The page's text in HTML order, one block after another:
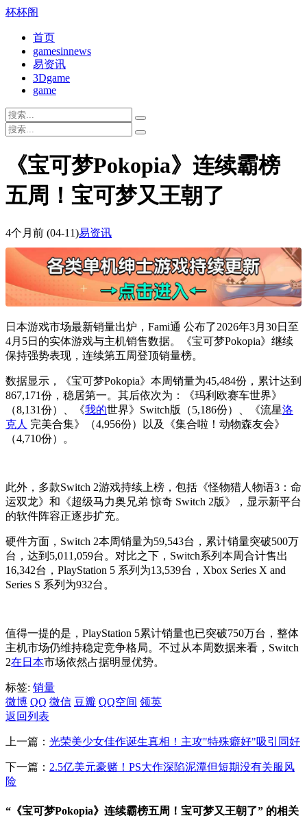
杯杯阁
首页
gamesinnews
易资讯
3Dgame
game
《宝可梦Pokopia》连续霸榜
五周！宝可梦又王朝了
4个月前 (04-11)易资讯
日本游戏市场最新销量出炉，Fami通 公布了2026年3月30日至
4月5日的实体游戏与主机销售数据。《宝可梦Pokopia》继续
保持强势表现，连续第五周登顶销量榜。
数据显示，《宝可梦Pokopia》本周销量为45,484份，累计达到
867,171份，稳居第一。其后依次为：《玛利欧赛车世界》
（8,131份）、《我的世界》Switch版（5,186份）、《流星洛
克人 完美合集》（4,956份）以及《集合啦！动物森友会》
（4,710份）。
此外，多款Switch 2游戏持续上榜，包括《怪物猎人物语3：命
运双龙》和《超级马力奥兄弟 惊奇 Switch 2版》，显示新平台
的软件阵容正逐步扩充。
硬件方面，Switch 2本周销量为59,543台，累计销量突破500万
台，达到5,011,059台。对比之下，Switch系列本周合计售出
16,342台，PlayStation 5 系列为13,539台，Xbox Series X and
Series S 系列为932台。
值得一提的是，PlayStation 5累计销量也已突破750万台，整体
主机市场仍维持稳定竞争格局。不过从本周数据来看，Switch
2在日本市场依然占据明显优势。
标签: 销量
微博 QQ 微信 豆瓣 QQ空间 领英
返回列表
上一篇： 光荣美少女佳作诞生真相！主攻"特殊癖好"吸引同好
下一篇： 2.5亿美元豪赌！PS大作深陷泥潭但短期没有关服风
险
“《宝可梦Pokopia》连续霸榜五周！宝可梦又王朝了” 的相关